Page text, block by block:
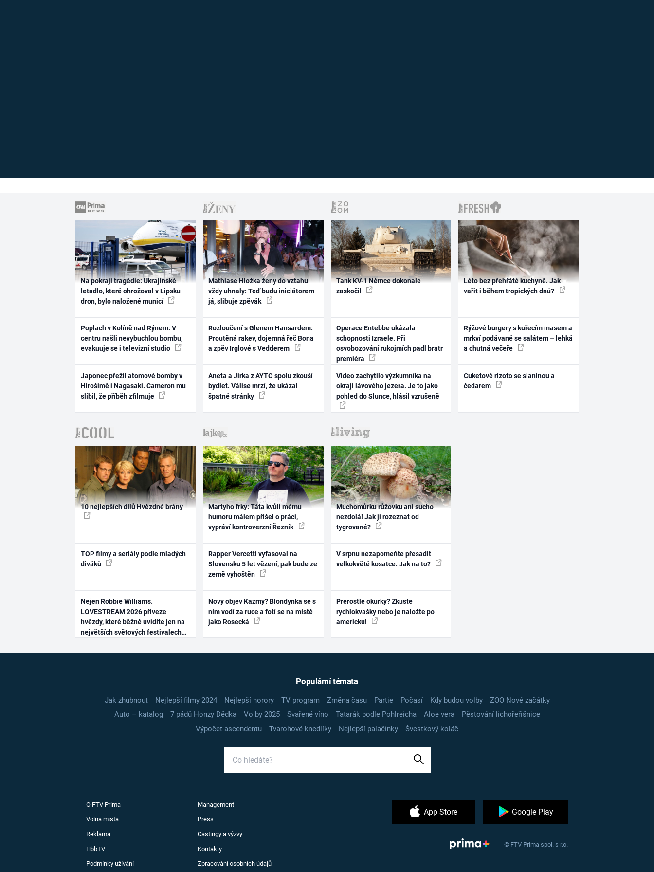
Na pokraji tragédie: Ukrajinské
letadlo, které ohrožoval v Lipsku
dron, bylo naložené municí
Poplach v Kolíně nad Rýnem: V
centru našli nevybuchlou bombu,
evakuuje se i televizní studio
Japonec přežil atomové bomby v
Hirošimě i Nagasaki. Cameron mu
slíbil, že příběh zfilmuje
Mathiase Hložka ženy do vztahu
vždy uhnaly: Teď budu iniciátorem
já, slibuje zpěvák
Rozloučení s Glenem Hansardem:
Proutěná rakev, dojemná řeč Bona
a zpěv Irglové s Vedderem
Aneta a Jirka z AYTO spolu zkouší
bydlet. Válise mrzí, že ukázal
špatné stránky
Tank KV-1 Němce dokonale
zaskočil
Operace Entebbe ukázala
schopnosti Izraele. Při
osvobozování rukojmích padl bratr
premiéra
Video zachytilo výzkumníka na
okraji lávového jezera. Je to jako
pohled do Slunce, hlásil vzrušeně
Léto bez přehřáté kuchyně. Jak
vařit i během tropických dnů?
Rýžové burgery s kuřecím masem a
mrkví podávané se salátem – lehká
a chutná večeře
Cuketové rizoto se slaninou a
čedarem
10 nejlepších dílů Hvězdné brány
TOP filmy a seriály podle mladých
diváků
Nejen Robbie Williams.
LOVESTREAM 2026 přiveze
hvězdy, které běžně uvidíte jen na
největších světových festivalech
Martyho frky: Táta kvůli mému
humoru málem přišel o práci,
vypráví kontroverzní Řezník
Rapper Vercetti vyfasoval na
Slovensku 5 let vězení, pak bude ze
země vyhoštěn
Nový objev Kazmy? Blondýnka se s
ním vodí za ruce a fotí se na místě
jako Rosecká
Muchomůrku růžovku ani sucho
nezdolá! Jak ji rozeznat od
tygrované?
V srpnu nezapomeňte přesadit
velkokvěté kosatce. Jak na to?
Přerostlé okurky? Zkuste
rychlokvašky nebo je naložte po
americku!
Populární témata
Jak zhubnout Nejlepší filmy 2024 Nejlepší horory TV program Změna času Partie Počasí Kdy budou volby
ZOO Nové začátky
Auto – katalog
7 pádů Honzy Dědka Volby 2025 Svařené víno Tatarák podle Pohlreicha Aloe vera
Pěstování lichořeřišnice
Výpočet ascendentu
Tvarohové knedlíky Nejlepší palačinky Švestkový koláč
O FTV Prima Management
Volná místa Press
Reklama Castingy a výzvy
HbbTV Kontakty
Podmínky užívání Zpracování osobních údajů
App Store Google Play
© FTV Prima spol. s r.o.